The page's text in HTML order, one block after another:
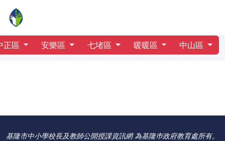
行事曆二信高中
正區 安樂區 七堵區 暖暖區 中山區
基隆市中小學校長及教師公開授課資訊網 為基隆巿政府教育處所有。